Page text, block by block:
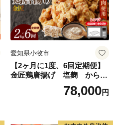
愛知県小牧市
【2ヶ月に1度、6回定期便】
金匠鶏唐揚げ 塩麹 からあ
78,000円